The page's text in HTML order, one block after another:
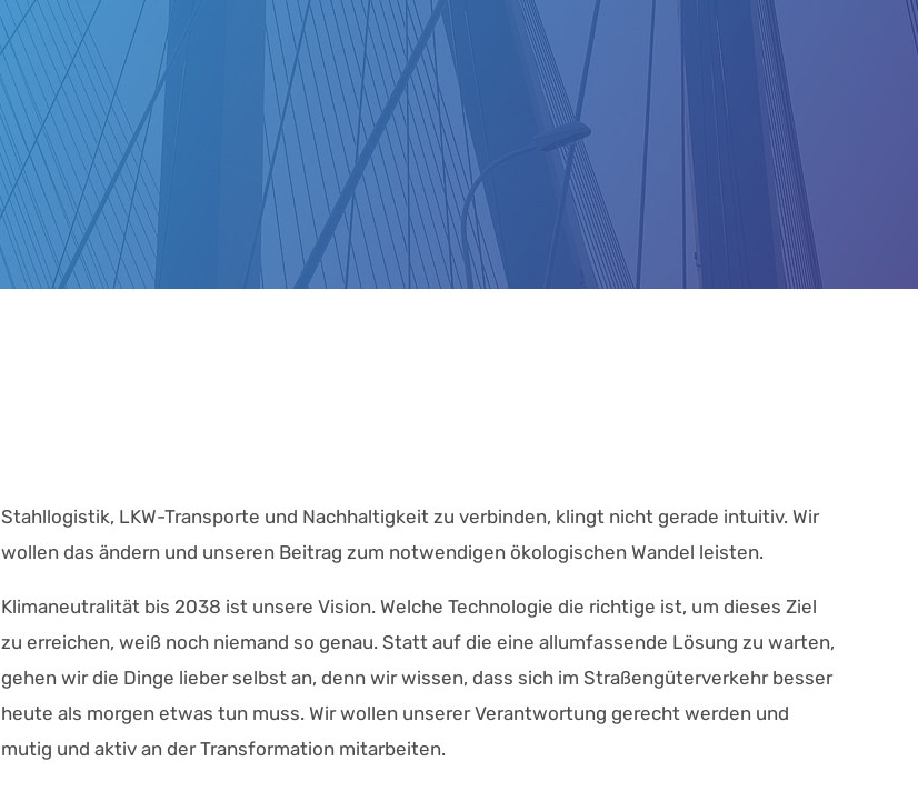
Stahllogistik, LKW-Transporte und Nachhaltigkeit zu verbinden, klingt nicht gerade intuitiv. Wir
wollen das ändern und unseren Beitrag zum notwendigen ökologischen Wandel leisten.
Klimaneutralität bis 2038 ist unsere Vision. Welche Technologie die richtige ist, um dieses Ziel
zu erreichen, weiß noch niemand so genau. Statt auf die eine allumfassende Lösung zu warten,
gehen wir die Dinge lieber selbst an, denn wir wissen, dass sich im Straßengüterverkehr besser
heute als morgen etwas tun muss. Wir wollen unserer Verantwortung gerecht werden und
mutig und aktiv an der Transformation mitarbeiten.